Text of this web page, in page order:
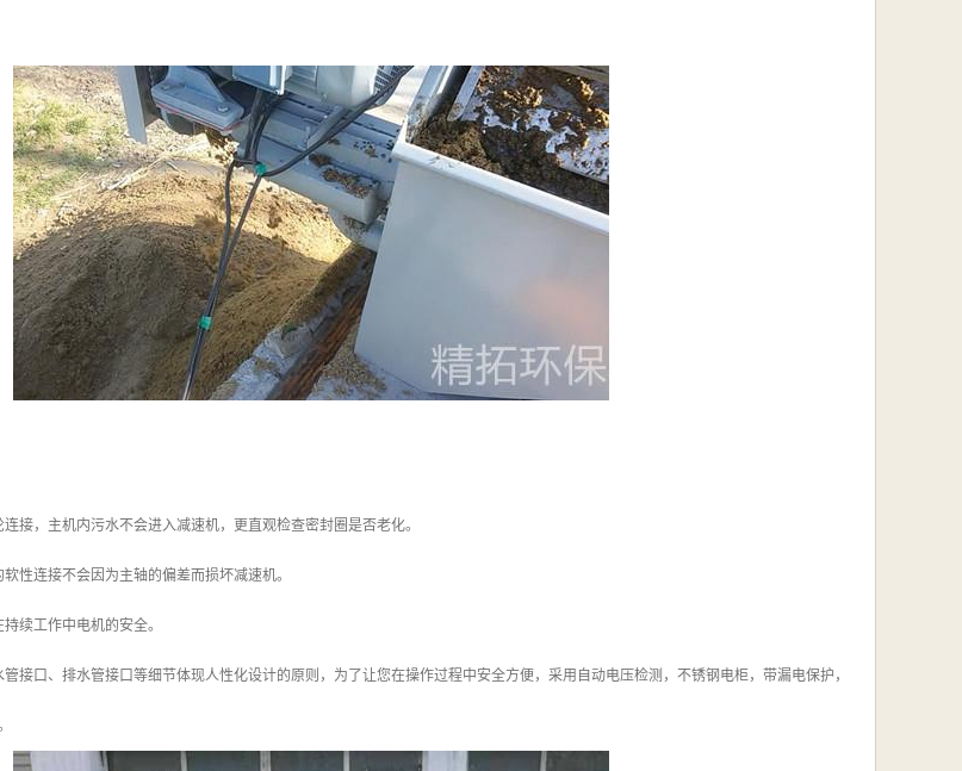
接，主机内污水不会进入减速机，更直观检查密封圈是否老化。
性连接不会因为主轴的偏差而损坏减速机。
续工作中电机的安全。
接口、排水管接口等细节体现人性化设计的原则，为了让您在操作过程中安全方便，采用自动电压检测，不锈钢电柜，带漏电保护，